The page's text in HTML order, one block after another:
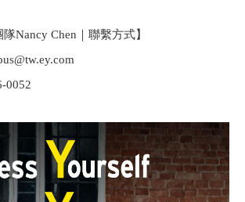
Nancy Chen｜聯繫方式】
0052